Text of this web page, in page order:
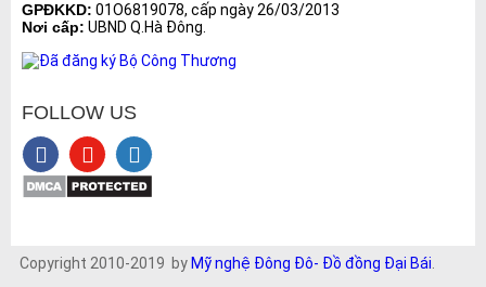
GPĐKKD: 01O6819078, cấp ngày 26/03/2013
Nơi cấp: UBND Q.Hà Đông.
FOLLOW US
Copyright 2010-2019 by Mỹ nghệ Đông Đô- Đồ đồng Đại Bái